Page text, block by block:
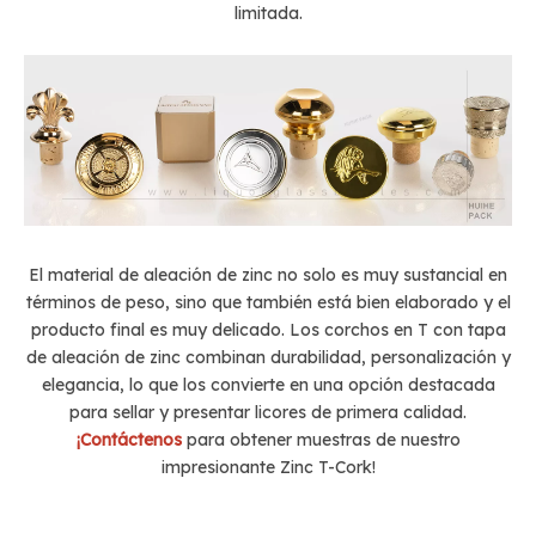
limitada.
El material de aleación de zinc no solo es muy sustancial en
términos de peso, sino que también está bien elaborado y el
producto final es muy delicado. Los corchos en T con tapa
de aleación de zinc combinan durabilidad, personalización y
elegancia, lo que los convierte en una opción destacada
para sellar y presentar licores de primera calidad.
¡Contáctenos para obtener muestras de nuestro
impresionante Zinc T-Cork!